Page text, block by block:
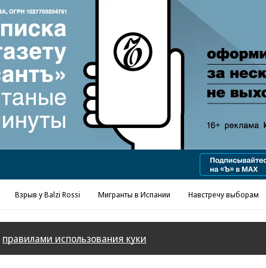
Реклама в «Ъ» www.kommersant.ru/ad
Взрыв у Balzi Rossi Мигранты в Испании Навстречу выборам
правилами использования куки